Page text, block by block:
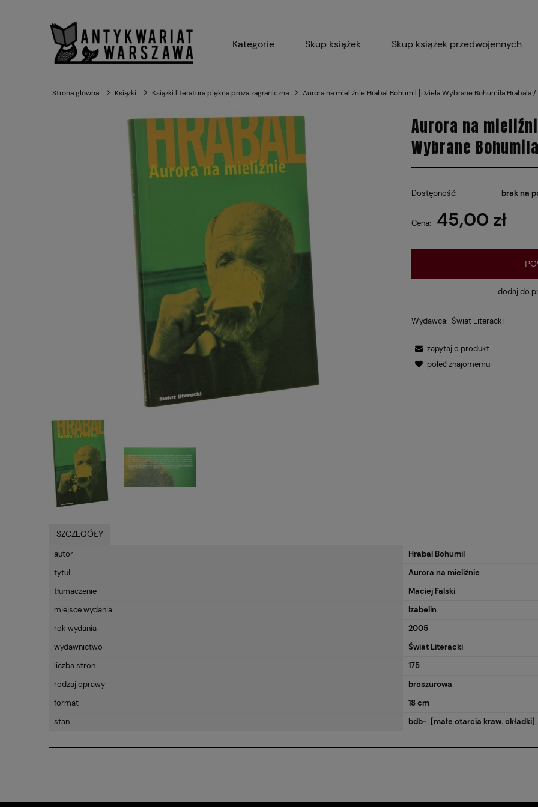
Kategorie Skup książek Skup książek przedwojennych
Strona główna Książki Książki literatura piękna proza zagraniczna Aurora na mieliźnie Hrabal Bohumil [Dzieła Wybrane Bohumila Hrabala
Aurora na
Wybrane
Dostępność: brak na
Cena: 45,00 zł
dodaj do
Wydawca: Świat Literacki
zapytaj o produkt
poleć znajomemu
SZCZEGÓŁY
autor
Hrabal Bohumil
tytuł
Aurora na mieliźnie
tłumaczenie
Maciej Falski
miejsce wydania
Izabelin
rok wydania
2005
wydawnictwo
Świat Literacki
liczba stron
175
rodzaj oprawy
broszurowa
format
18 cm
stan
bdb-. [małe otarcia kraw. okładki].